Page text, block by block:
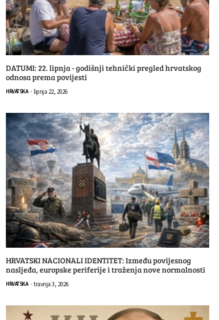
DATUMI: 22. lipnja - godišnji tehnički pregled hrvatskog
odnosa prema povijesti
HRVATSKA - lipnja 22, 2026
HRVATSKI NACIONALI IDENTITET: Između povijesnog
nasljeđa, europske periferije i traženja nove normalnosti
HRVATSKA - travnja 3, 2026